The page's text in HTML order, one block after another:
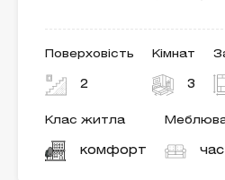
Поверховість
2
Кімнат
3
Клас житла
комфорт